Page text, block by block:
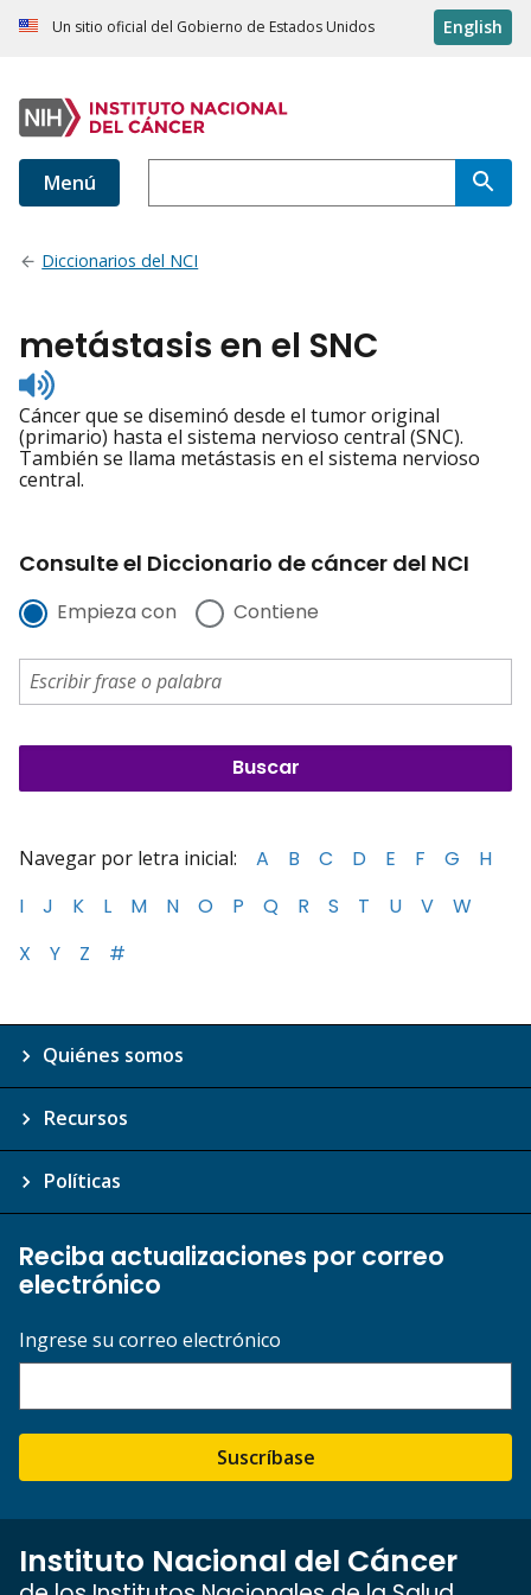
Un sitio oficial del Gobierno de Estados Unidos English
Menú
Diccionarios del NCI
metástasis en el SNC
Listen
to
pronunciation
Cáncer que se diseminó desde el tumor original
(primario) hasta el sistema nervioso central (SNC).
También se llama metástasis en el sistema nervioso
central.
Consulte el Diccionario de cáncer del NCI
Empieza con Contiene
Navegar por letra inicial: A B C D E F G
H
I
J K L M N O P Q R S T U V
W
X
Y Z #
Quiénes somos
Recursos
Políticas
Reciba actualizaciones por correo
electrónico
Ingrese su correo electrónico
Suscríbase
Instituto Nacional del Cáncer